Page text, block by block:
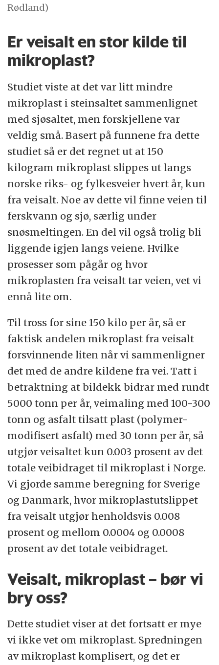
Rødland)
Er veisalt en stor kilde til
mikroplast?
Studiet viste at det var litt mindre
mikroplast i steinsaltet sammenlignet
med sjøsaltet, men forskjellene var
veldig små. Basert på funnene fra dette
studiet så er det regnet ut at 150
kilogram mikroplast slippes ut langs
norske riks- og fylkesveier hvert år, kun
fra veisalt. Noe av dette vil finne veien til
ferskvann og sjø, særlig under
snøsmeltingen. En del vil også trolig bli
liggende igjen langs veiene. Hvilke
prosesser som pågår og hvor
mikroplasten fra veisalt tar veien, vet vi
ennå lite om.
Til tross for sine 150 kilo per år, så er
faktisk andelen mikroplast fra veisalt
forsvinnende liten når vi sammenligner
det med de andre kildene fra vei. Tatt i
betraktning at bildekk bidrar med rundt
5000 tonn per år, veimaling med 100-300
tonn og asfalt tilsatt plast (polymer-
modifisert asfalt) med 30 tonn per år, så
utgjør veisaltet kun 0.003 prosent av det
totale veibidraget til mikroplast i Norge.
Vi gjorde samme beregning for Sverige
og Danmark, hvor mikroplastutslippet
fra veisalt utgjør henholdsvis 0.008
prosent og mellom 0.0004 og 0.0008
prosent av det totale veibidraget.
Veisalt, mikroplast – bør vi
bry oss?
Dette studiet viser at det fortsatt er mye
vi ikke vet om mikroplast. Spredningen
av mikroplast komplisert, og det er